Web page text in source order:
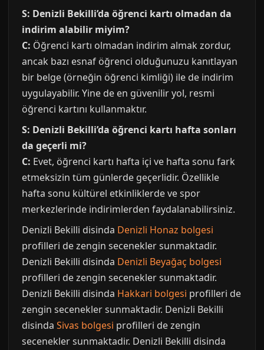
S: Denizli Bekilli’da öğrenci kartı olmadan da
indirim alabilir miyim?
C: Öğrenci kartı olmadan indirim almak zordur,
ancak bazı esnaf öğrenci olduğunuzu kanıtlayan
bir belge (örneğin öğrenci kimliği) ile de indirim
uygulayabilir. Yine de en güvenilir yol, resmi
öğrenci kartını kullanmaktır.
S: Denizli Bekilli’da öğrenci kartı hafta sonları
da geçerli mi?
C: Evet, öğrenci kartı hafta içi ve hafta sonu fark
etmeksizin tüm günlerde geçerlidir. Özellikle
hafta sonu kültürel etkinliklerde ve spor
merkezlerinde indirimlerden faydalanabilirsiniz.
Denizli Bekilli disinda Denizli Honaz bolgesi
profilleri de zengin secenekler sunmaktadir.
Denizli Bekilli disinda Denizli Beyağaç bolgesi
profilleri de zengin secenekler sunmaktadir.
Denizli Bekilli disinda Hakkari bolgesi profilleri de
zengin secenekler sunmaktadir. Denizli Bekilli
disinda Sivas bolgesi profilleri de zengin
secenekler sunmaktadir. Denizli Bekilli disinda